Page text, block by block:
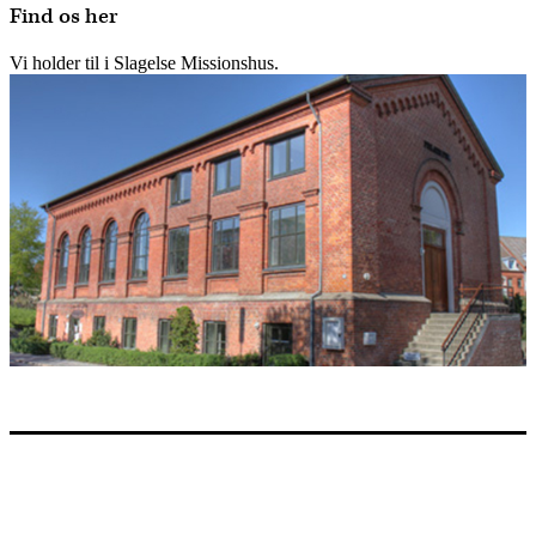
Find os her
Vi holder til i Slagelse Missionshus.